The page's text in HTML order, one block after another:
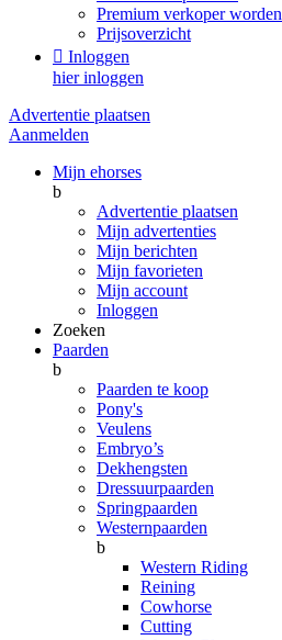
Premium verkoper worden
Prijsoverzicht
 Inloggen
hier inloggen
Advertentie plaatsen
Aanmelden
Mijn ehorses
b
Advertentie plaatsen
Mijn advertenties
Mijn berichten
Mijn favorieten
Mijn account
Inloggen
Zoeken
Paarden
b
Paarden te koop
Pony's
Veulens
Embryo’s
Dekhengsten
Dressuurpaarden
Springpaarden
Westernpaarden
b
Western Riding
Reining
Cowhorse
Cutting